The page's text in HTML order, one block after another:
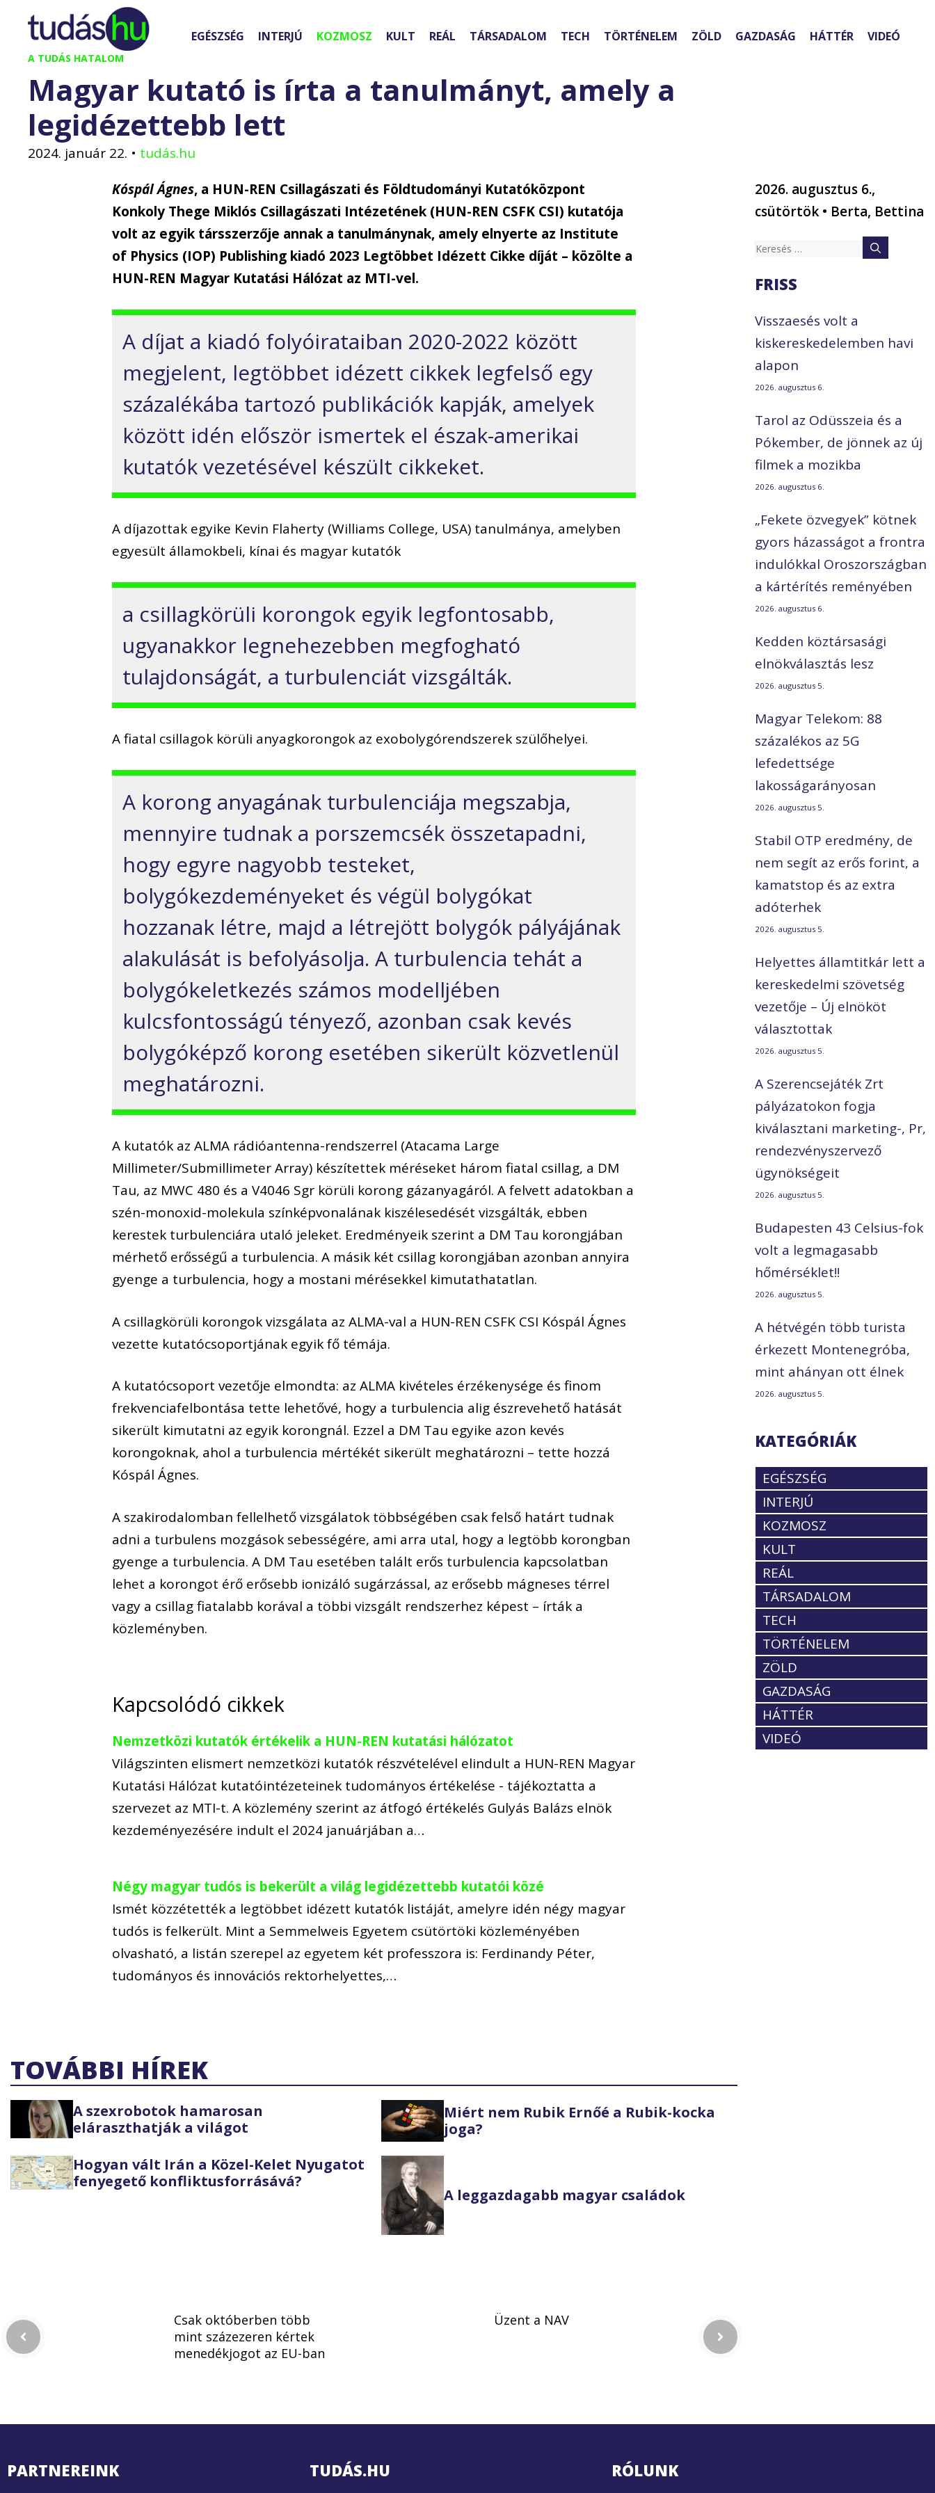
Kilépés
tartalomba
A TUDÁS HATALOM
EGÉSZSÉG INTERJÚ KOZMOSZ KULT REÁL TÁRSADALOM TECH TÖRTÉNELEM ZÖLD GAZDASÁG HÁTTÉR VIDEÓ
Magyar kutató is írta a tanulmányt, amely a
legidézettebb lett
2024. január 22. • tudás.hu
Kóspál Ágnes, a HUN-REN Csillagászati és Földtudományi Kutatóközpont
Konkoly Thege Miklós Csillagászati Intézetének (HUN-REN CSFK CSI) kutatója
volt az egyik társszerzője annak a tanulmánynak, amely elnyerte az Institute
of Physics (IOP) Publishing kiadó 2023 Legtöbbet Idézett Cikke díját – közölte a
HUN-REN Magyar Kutatási Hálózat az MTI-vel.
A díjat a kiadó folyóirataiban 2020-2022 között
megjelent, legtöbbet idézett cikkek legfelső egy
százalékába tartozó publikációk kapják, amelyek
között idén először ismertek el észak-amerikai
kutatók vezetésével készült cikkeket.
A díjazottak egyike Kevin Flaherty (Williams College, USA) tanulmánya, amelyben
egyesült államokbeli, kínai és magyar kutatók
a csillagkörüli korongok egyik legfontosabb,
ugyanakkor legnehezebben megfogható
tulajdonságát, a turbulenciát vizsgálták.
A fiatal csillagok körüli anyagkorongok az exobolygórendszerek szülőhelyei.
A korong anyagának turbulenciája megszabja,
mennyire tudnak a porszemcsék összetapadni,
hogy egyre nagyobb testeket,
bolygókezdeményeket és végül bolygókat
hozzanak létre, majd a létrejött bolygók pályájának
alakulását is befolyásolja. A turbulencia tehát a
bolygókeletkezés számos modelljében
kulcsfontosságú tényező, azonban csak kevés
bolygóképző korong esetében sikerült közvetlenül
meghatározni.
A kutatók az ALMA rádióantenna-rendszerrel (Atacama Large
Millimeter/Submillimeter Array) készítettek méréseket három fiatal csillag, a DM
Tau, az MWC 480 és a V4046 Sgr körüli korong gázanyagáról. A felvett adatokban a
szén-monoxid-molekula színképvonalának kiszélesedését vizsgálták, ebben
kerestek turbulenciára utaló jeleket. Eredményeik szerint a DM Tau korongjában
mérhető erősségű a turbulencia. A másik két csillag korongjában azonban annyira
gyenge a turbulencia, hogy a mostani mérésekkel kimutathatatlan.
A csillagkörüli korongok vizsgálata az ALMA-val a HUN-REN CSFK CSI Kóspál Ágnes
vezette kutatócsoportjának egyik fő témája.
A kutatócsoport vezetője elmondta: az ALMA kivételes érzékenysége és finom
frekvenciafelbontása tette lehetővé, hogy a turbulencia alig észrevehető hatását
sikerült kimutatni az egyik korongnál. Ezzel a DM Tau egyike azon kevés
korongoknak, ahol a turbulencia mértékét sikerült meghatározni – tette hozzá
Kóspál Ágnes.
A szakirodalomban fellelhető vizsgálatok többségében csak felső határt tudnak
adni a turbulens mozgások sebességére, ami arra utal, hogy a legtöbb korongban
gyenge a turbulencia. A DM Tau esetében talált erős turbulencia kapcsolatban
lehet a korongot érő erősebb ionizáló sugárzással, az erősebb mágneses térrel
vagy a csillag fiatalabb korával a többi vizsgált rendszerhez képest – írták a
közleményben.
Kapcsolódó cikkek
Nemzetközi kutatók értékelik a HUN-REN kutatási hálózatot
Világszinten elismert nemzetközi kutatók részvételével elindult a HUN-REN Magyar
Kutatási Hálózat kutatóintézeteinek tudományos értékelése - tájékoztatta a
szervezet az MTI-t. A közlemény szerint az átfogó értékelés Gulyás Balázs elnök
kezdeményezésére indult el 2024 januárjában a…
Négy magyar tudós is bekerült a világ legidézettebb kutatói közé
Ismét közzétették a legtöbbet idézett kutatók listáját, amelyre idén négy magyar
tudós is felkerült. Mint a Semmelweis Egyetem csütörtöki közleményében
olvasható, a listán szerepel az egyetem két professzora is: Ferdinandy Péter,
tudományos és innovációs rektorhelyettes,…
TOVÁBBI HÍREK
A szexrobotok hamarosan
eláraszthatják a világot
Miért nem Rubik Ernőé a Rubik-kocka
joga?
Hogyan vált Irán a Közel-Kelet Nyugatot
fenyegető konfliktusforrásává?
A leggazdagabb magyar családok
2026. augusztus 6.,
csütörtök • Berta, Bettina
Keresés:
FRISS
Visszaesés volt a
kiskereskedelemben havi
alapon
2026. augusztus 6.
Tarol az Odüsszeia és a
Pókember, de jönnek az új
filmek a mozikba
2026. augusztus 6.
„Fekete özvegyek” kötnek
gyors házasságot a frontra
indulókkal Oroszországban
a kártérítés reményében
2026. augusztus 6.
Kedden köztársasági
elnökválasztás lesz
2026. augusztus 5.
Magyar Telekom: 88
százalékos az 5G
lefedettsége
lakosságarányosan
2026. augusztus 5.
Stabil OTP eredmény, de
nem segít az erős forint, a
kamatstop és az extra
adóterhek
2026. augusztus 5.
Helyettes államtitkár lett a
kereskedelmi szövetség
vezetője – Új elnököt
választottak
2026. augusztus 5.
A Szerencsejáték Zrt
pályázatokon fogja
kiválasztani marketing-, Pr,
rendezvényszervező
ügynökségeit
2026. augusztus 5.
Budapesten 43 Celsius-fok
volt a legmagasabb
hőmérséklet!!
2026. augusztus 5.
A hétvégén több turista
érkezett Montenegróba,
mint ahányan ott élnek
2026. augusztus 5.
KATEGÓRIÁK
EGÉSZSÉG
INTERJÚ
KOZMOSZ
KULT
REÁL
TÁRSADALOM
TECH
TÖRTÉNELEM
ZÖLD
GAZDASÁG
HÁTTÉR
VIDEÓ
Csak októberben több
mint százezeren kértek
menedékjogot az EU-ban
Üzent a NAV
PARTNEREINK TUDÁS.HU RÓLUNK